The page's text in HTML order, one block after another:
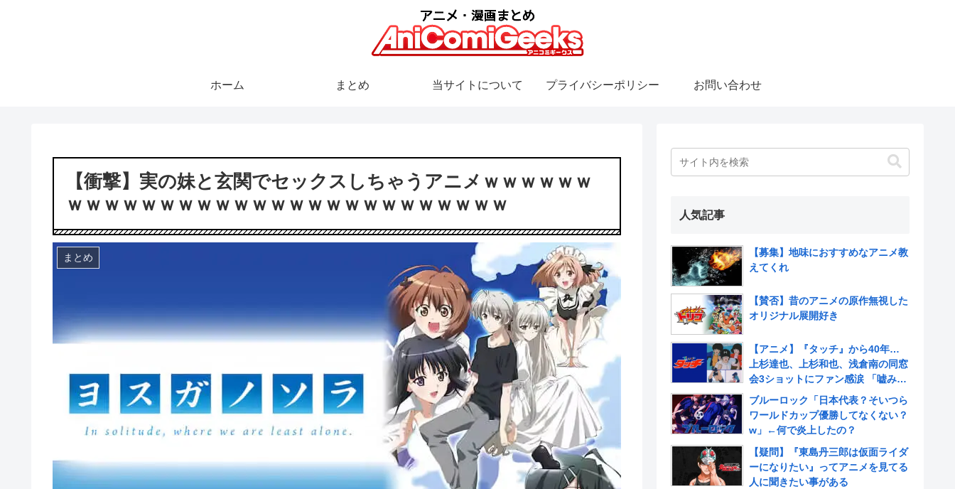
ホーム まとめ 当サイトについて プライバシーポリシー お問い合わせ
【衝撃】実の妹と玄関でセックスしちゃうアニメｗｗｗｗｗｗ
ｗｗｗｗｗｗｗｗｗｗｗｗｗｗｗｗｗｗｗｗｗｗｗｗ
まとめ
人気記事
【募集】地味におすすめなアニメ教
えてくれ
【賛否】昔のアニメの原作無視した
オリジナル展開好き
【アニメ】『タッチ』から40年…
上杉達也、上杉和也、浅倉南の同窓
会3ショットにファン感涙 「嘘みた
いだろ…また三人揃ってるんだぜ」
ブルーロック「日本代表？そいつら
ワールドカップ優勝してなくない？
w」←何で炎上したの？
【疑問】『東島丹三郎は仮面ライダ
ーになりたい』ってアニメを見てる
人に聞きたい事がある